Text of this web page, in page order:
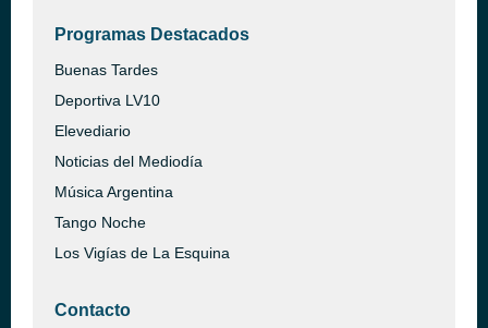
Programas Destacados
Buenas Tardes
Deportiva LV10
Elevediario
Noticias del Mediodía
Música Argentina
Tango Noche
Los Vigías de La Esquina
Contacto